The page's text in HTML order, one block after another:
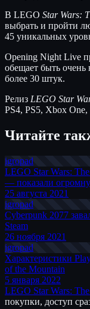
В LEGO Star Wars:
выбрать и пройти
45 уникальных
Opening Night Live
обещает быть
более 30 штук.
Релиз LEGO Star
PS4, PS5, Xbox
Читайте
igropad
LEGO Star Wars:
— показали
25 августа 2021
igropad
Cyberpunk 2077
Steam
26 ноября 2021
igropad
Характеристики
of the Mountain
5 января 2022
LEGO Star Wars:
покупки, доступ